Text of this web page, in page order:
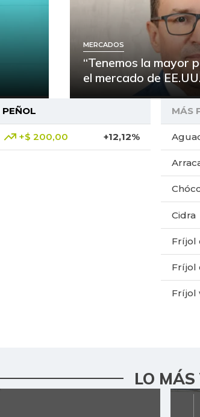
MERCADOS
“Tenemos la mayor
el mercado de
PEÑOL
+$ 200,00 +12,12%
MÁS
Cidra
Fríjol
Fríjol
Fríjol
Papa
LO